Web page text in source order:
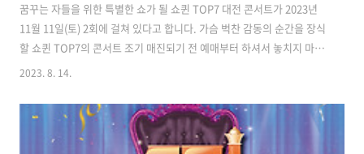
꿈꾸는 자들을 위한 특별한 쇼가 될 쇼퀸 TOP7 대전 콘서트가 2023년
11월 11일(토) 2회에 걸쳐 있다고 합니다. 가슴 벅찬 감동의 순간을 장식
할 쇼퀸 TOP7의 콘서트 조기 매진되기 전 예매부터 하셔서 놓치지 마시
기 바랍니다. 2023 쇼퀸 TOP7 대전 콘서트 공연 정보 및 예매 방법, 할
공연 정보 공연일자 : 2023.11.11.(토) 14:00, 18:30 공연장소 : 대전한
밭대학교 아트홀 공연시간 : 150분 관람연령 : 8세 이상 관람 가능 관람
가격 : VIP석 - 132,000원 R석 - 121,000원 2023 쇼퀸 TOP7 대전 콘서
2023. 8. 14.